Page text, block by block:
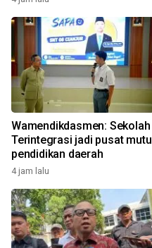
Wamendikdasmen: Sekolah
Terintegrasi jadi pusat mutu
pendidikan daerah
4 jam lalu